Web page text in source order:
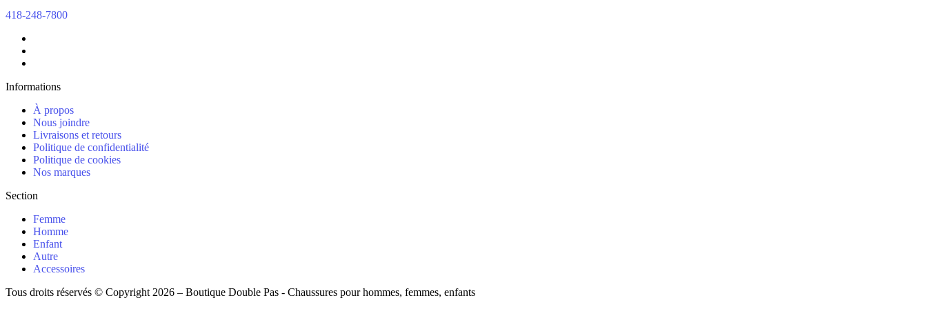
418-248-7800
Informations
À propos
Nous joindre
Livraisons et retours
Politique de confidentialité
Politique de cookies
Nos marques
Section
Femme
Homme
Enfant
Autre
Accessoires
Tous droits réservés © Copyright 2026 – Boutique Double Pas - Chaussures pour hommes, femmes, enfants